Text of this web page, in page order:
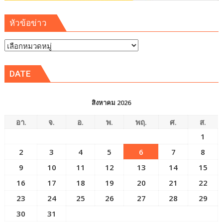
ตะวัน
หัวข้อข่าว
หัวข้อ
DATE
สิงหาคม 2026
อา. จ. อ. พ. พฤ. ศ.
ส.
1
2
3 4 5 6 7
8
9
10 11 12 13 14
15
16
17 18 19 20 21
22
23
24 25 26 27 28
29
30
31